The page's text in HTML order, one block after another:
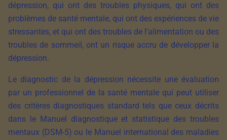
dépression, qui ont des troubles physiques, qui ont des
problèmes de santé mentale, qui ont des expériences de vie
stressantes, et qui ont des troubles de l’alimentation ou des
troubles de sommeil, ont un risque accru de développer la
dépression.
Le diagnostic de la dépression nécessite une évaluation
par un professionnel de la santé mentale qui peut utiliser
des critères diagnostiques standard tels que ceux décrits
dans le Manuel diagnostique et statistique des troubles
mentaux (DSM-5) ou le Manuel international des maladies